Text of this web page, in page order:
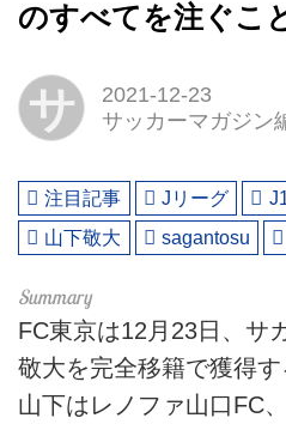
のすべてを注ぐこ
サ
2021-12-23
サッカーマガジン
注目記事 Jリーグ
山下敬大
sagantosu
FC東京は12月23日、サ
敬大を完全移籍で獲得す
山下はレノファ山口FC